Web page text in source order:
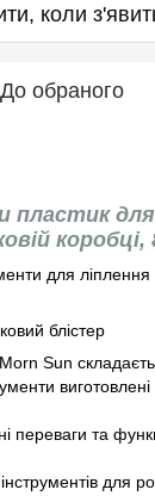
коли
До обраного
пластик
для
блістер
Sun
виготовлені
переваги та
для